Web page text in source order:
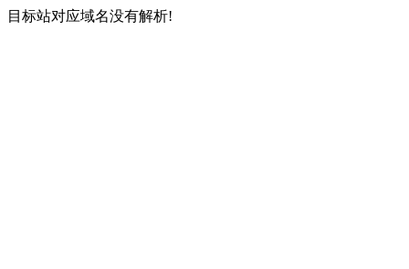
目标站对应域名没有解析!